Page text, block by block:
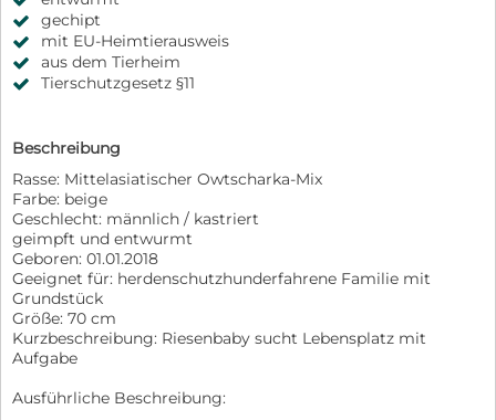
gechipt
mit EU-Heimtierausweis
aus dem Tierheim
Tierschutzgesetz §11
Beschreibung
Rasse: Mittelasiatischer Owtscharka-Mix
Farbe: beige
Geschlecht: männlich / kastriert
geimpft und entwurmt
Geboren: 01.01.2018
Geeignet für: herdenschutzhunderfahrene Familie mit
Grundstück
Größe: 70 cm
Kurzbeschreibung: Riesenbaby sucht Lebensplatz mit
Aufgabe
Ausführliche Beschreibung: